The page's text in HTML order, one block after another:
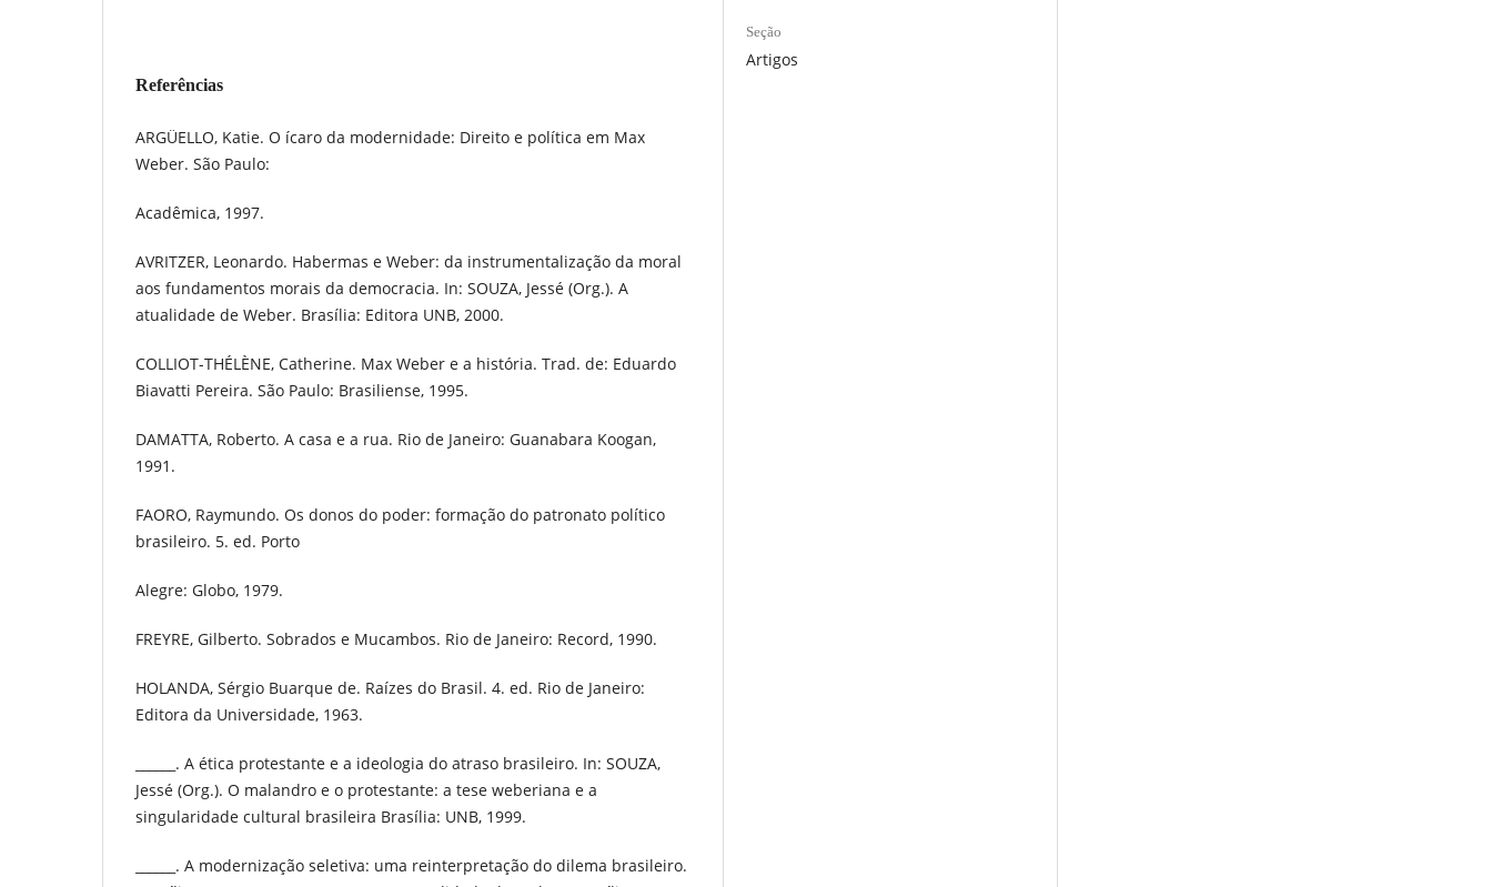
Referências
ARGÜELLO, Katie. O ícaro da modernidade: Direito e política em Max
Weber. São Paulo:
Acadêmica, 1997.
AVRITZER, Leonardo. Habermas e Weber: da instrumentalização da moral
aos fundamentos morais da democracia. In: SOUZA, Jessé (Org.). A
atualidade de Weber. Brasília: Editora UNB, 2000.
COLLIOT-THÉLÈNE, Catherine. Max Weber e a história. Trad. de: Eduardo
Biavatti Pereira. São Paulo: Brasiliense, 1995.
DAMATTA, Roberto. A casa e a rua. Rio de Janeiro: Guanabara Koogan,
1991.
FAORO, Raymundo. Os donos do poder: formação do patronato político
brasileiro. 5. ed. Porto
Alegre: Globo, 1979.
FREYRE, Gilberto. Sobrados e Mucambos. Rio de Janeiro: Record, 1990.
HOLANDA, Sérgio Buarque de. Raízes do Brasil. 4. ed. Rio de Janeiro:
Editora da Universidade, 1963.
______. A ética protestante e a ideologia do atraso brasileiro. In: SOUZA,
Jessé (Org.). O malandro e o protestante: a tese weberiana e a
singularidade cultural brasileira Brasília: UNB, 1999.
______. A modernização seletiva: uma reinterpretação do dilema brasileiro.
Seção
Artigos